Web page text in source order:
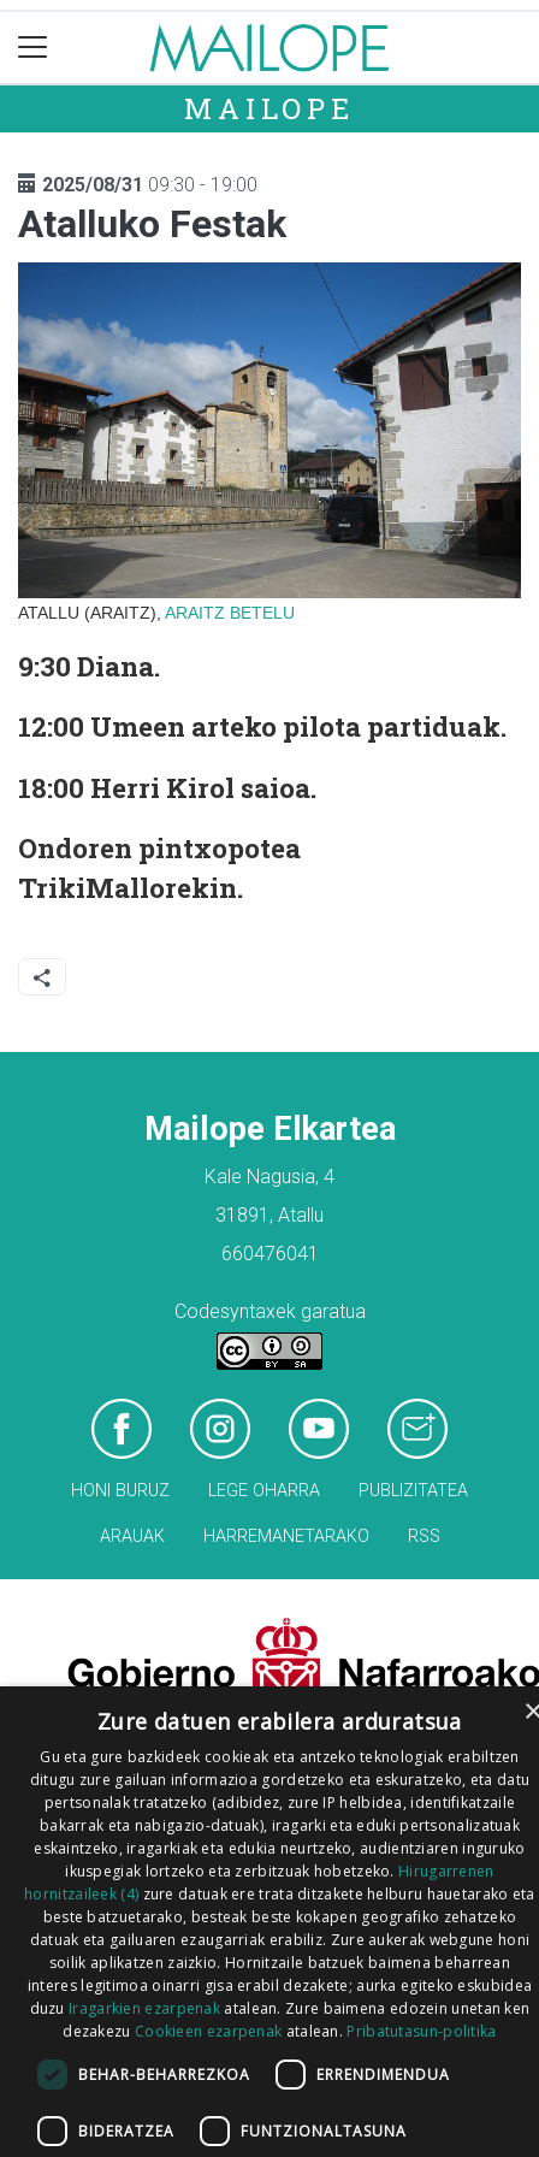
MAILOPE
2025/08/31 09:30 - 19:00
Atalluko Festak
ATALLU (ARAITZ), ARAITZ BETELU
9:30 Diana.
12:00 Umeen arteko pilota partiduak.
18:00 Herri Kirol saioa.
Ondoren pintxopotea
TrikiMallorekin.
Mailope Elkartea
Kale Nagusia, 4
31891, Atallu
660476041
Codesyntaxek garatua
HONI BURUZ LEGE OHARRA PUBLIZITATEA
ARAUAK HARREMANETARAKO RSS
Zure datuen erabilera arduratsua
Gu eta gure bazkideek cookieak eta antzeko teknologiak erabiltzen
ditugu zure gailuan informazioa gordetzeko eta eskuratzeko, eta datu
pertsonalak tratatzeko (adibidez, zure IP helbidea, identifikatzaile
bakarrak eta nabigazio-datuak), iragarki eta eduki pertsonalizatuak
eskaintzeko, iragarkiak eta edukia neurtzeko, audientziaren inguruko
ikuspegiak lortzeko eta zerbitzuak hobetzeko. Hirugarrenen
hornitzaileek (4) zure datuak ere trata ditzakete helburu hauetarako eta
beste batzuetarako, besteak beste kokapen geografiko zehatzeko
datuak eta gailuaren ezaugarriak erabiliz. Zure aukerak webgune honi
soilik aplikatzen zaizkio. Hornitzaile batzuek baimena beharrean
interes legitimoa oinarri gisa erabil dezakete; aurka egiteko eskubidea
duzu Iragarkien ezarpenak atalean. Zure baimena edozein unetan ken
dezakezu Cookieen ezarpenak atalean. Pribatutasun-politika
BEHAR-BEHARREZKOA ERRENDIMENDUA
BIDERATZEA FUNTZIONALTASUNA